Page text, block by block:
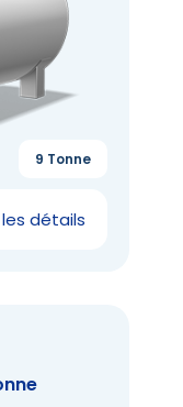
détails
9 Tonne